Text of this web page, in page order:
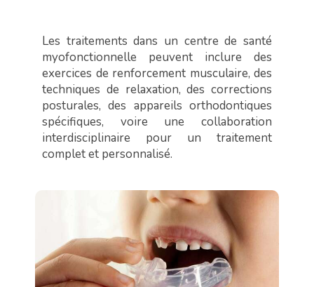
Les traitements dans un centre de santé
myofonctionnelle peuvent inclure des
exercices de renforcement musculaire, des
techniques de relaxation, des corrections
posturales, des appareils orthodontiques
spécifiques, voire une collaboration
interdisciplinaire pour un traitement
complet et personnalisé.